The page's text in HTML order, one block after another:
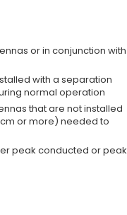
or in conjunction with
with a separation
normal operation
that are not installed
or more) needed to
peak conducted or peak